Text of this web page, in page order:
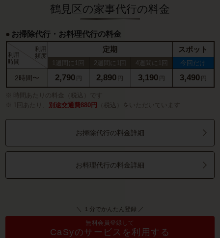
鶴見区の家事代行の料金
お掃除代行・お料理代行の料金
利用
時間
利用
頻度
定期 スポット
1週間に1回 2週間に1回 4週間に1回 今回だけ
2時間〜 2,790 円 2,890 円 3,190 円 3,490 円
時間あたりの料金（税込）です
1回あたり、
別途交通費880円 （税込）をいただいています
お掃除代行の料金詳細
お料理代行の料金詳細
＼ １分でかんたん登録 ／
無料会員登録して
CaSyのサービスを利用する